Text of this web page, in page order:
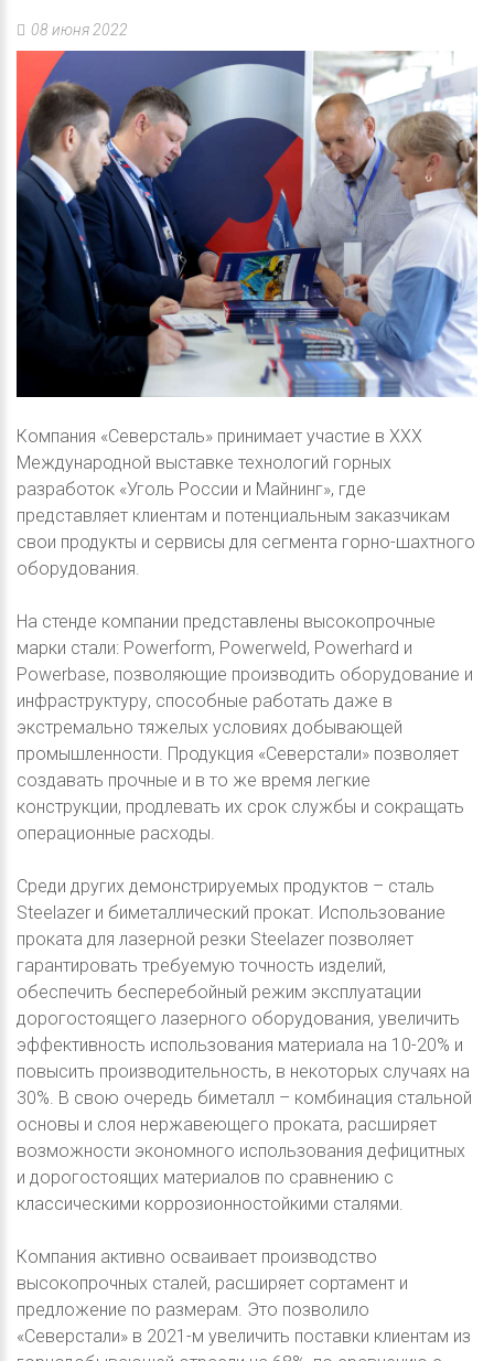
08 июня 2022
Компания «Северсталь» принимает участие в XXX
Международной выставке технологий горных
разработок «Уголь России и Майнинг», где
представляет клиентам и потенциальным заказчикам
свои продукты и сервисы для сегмента горно-шахтного
оборудования.
На стенде компании представлены высокопрочные
марки стали: Powerform, Powerweld, Powerhard и
Powerbase, позволяющие производить оборудование и
инфраструктуру, способные работать даже в
экстремально тяжелых условиях добывающей
промышленности. Продукция «Северстали» позволяет
создавать прочные и в то же время легкие
конструкции, продлевать их срок службы и сокращать
операционные расходы.
Среди других демонстрируемых продуктов – сталь
Steelazer и биметаллический прокат. Использование
проката для лазерной резки Steelazer позволяет
гарантировать требуемую точность изделий,
обеспечить бесперебойный режим эксплуатации
дорогостоящего лазерного оборудования, увеличить
эффективность использования материала на 10-20% и
повысить производительность, в некоторых случаях на
30%. В свою очередь биметалл – комбинация стальной
основы и слоя нержавеющего проката, расширяет
возможности экономного использования дефицитных
и дорогостоящих материалов по сравнению с
классическими коррозионностойкими сталями.
Компания активно осваивает производство
высокопрочных сталей, расширяет сортамент и
предложение по размерам. Это позволило
«Северстали» в 2021-м увеличить поставки клиентам из